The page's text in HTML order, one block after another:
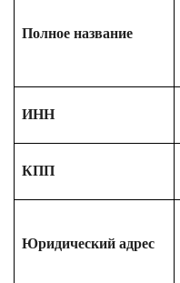
Полное название
ИНН
КПП
Юридический адрес